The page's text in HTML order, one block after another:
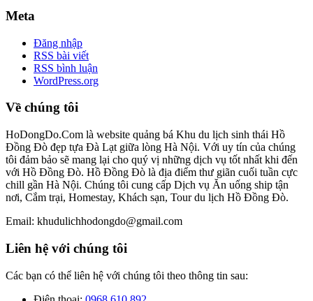
Meta
Đăng nhập
RSS bài viết
RSS bình luận
WordPress.org
Về chúng tôi
HoDongDo.Com là website quảng bá Khu du lịch sinh thái Hồ
Đồng Đò đẹp tựa Đà Lạt giữa lòng Hà Nội. Với uy tín của chúng
tôi đảm bảo sẽ mang lại cho quý vị những dịch vụ tốt nhất khi đến
với Hồ Đồng Đò. Hồ Đồng Đò là địa điểm thư giãn cuối tuần cực
chill gần Hà Nội. Chúng tôi cung cấp Dịch vụ Ăn uống ship tận
nơi, Cắm trại, Homestay, Khách sạn, Tour du lịch Hồ Đồng Đò.
Email: khudulichhodongdo@gmail.com
Liên hệ với chúng tôi
Các bạn có thể liên hệ với chúng tôi theo thông tin sau: